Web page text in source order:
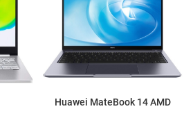
Huawei MateBook 14 AMD